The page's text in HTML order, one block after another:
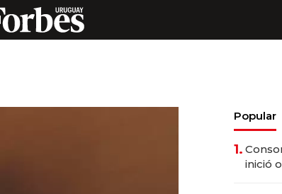
Popular
1.
inició